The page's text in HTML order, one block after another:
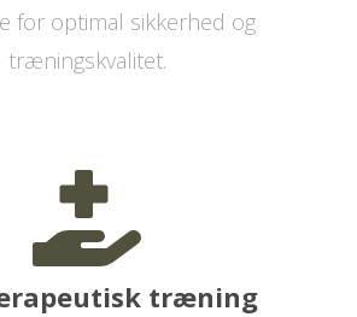
for optimal sikkerhed og
træningskvalitet.
træning